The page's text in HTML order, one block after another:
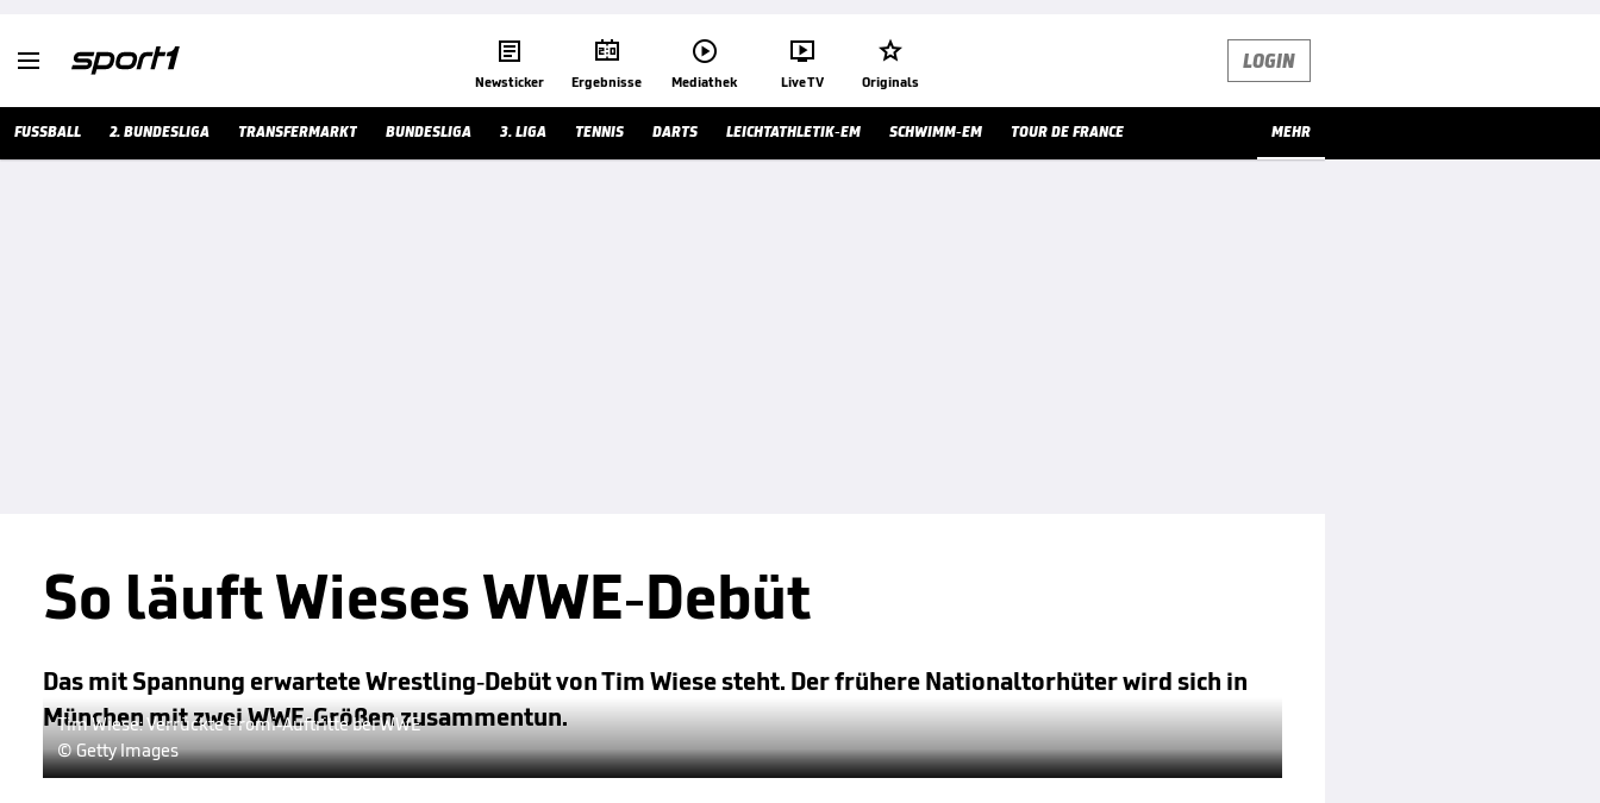
 
Newsticker

Ergebnisse

Mediathek

Live TV

Originals
LOGIN
FUSSBALL 2. BUNDESLIGA TRANSFERMARKT BUNDESLIGA 3. LIGA TENNIS DARTS LEICHTATHLETIK-EM SCHWIMM-EM TOUR DE FRANCE MEHR
So läuft Wieses WWE-Debüt
Das mit Spannung erwartete Wrestling-Debüt von Tim Wiese steht. Der frühere Nationaltorhüter wird sich in
München mit zwei WWE-Größen zusammentun.
Tim Wiese: Verrückte Promi-Auftritte bei WWE
© Getty Images